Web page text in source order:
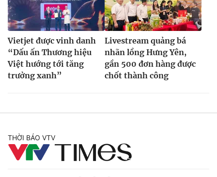
Vietjet được vinh danh
“Dấu ấn Thương hiệu
Việt hướng tới tăng
trưởng xanh”
Livestream quảng bá
nhãn lồng Hưng Yên,
gần 500 đơn hàng được
chốt thành công
THỜI BÁO VTV